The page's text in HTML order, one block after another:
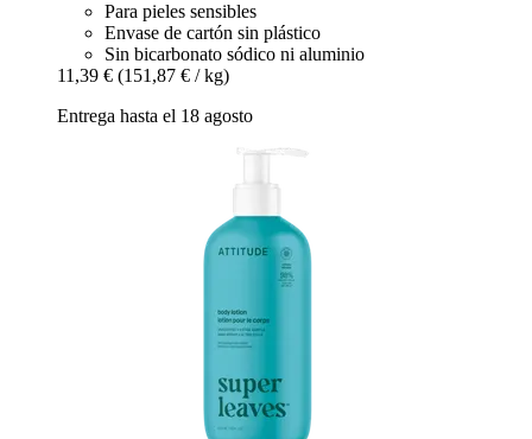
Para pieles sensibles
Envase de cartón sin plástico
Sin bicarbonato sódico ni aluminio
11,39 € (151,87 € / kg)
Entrega hasta el 18 agosto